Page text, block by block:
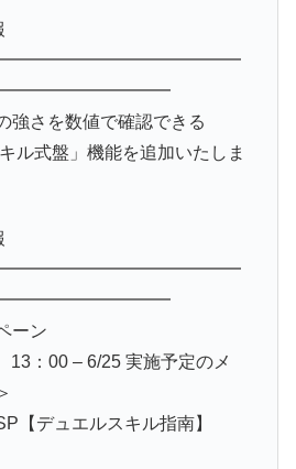
強さを数値で確認できる
式盤」機能を追加いたしま
ーン
：00 – 6/25 実施予定のメ
【デュエルスキル指南】